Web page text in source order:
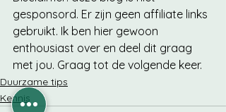
gesponsord. Er zijn geen affiliate links
gebruikt. Ik ben hier gewoon
enthousiast over en deel dit graag
met jou. Graag tot de volgende keer.
Duurzame tips
Kennis